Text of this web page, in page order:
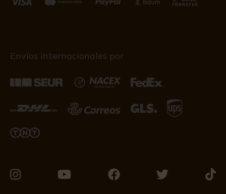
Envíos internacionales por